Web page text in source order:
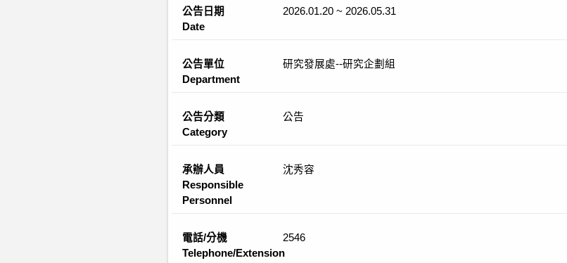
公告日期
Date
2026.01.20 ~ 2026.05.31
公告單位
Department
研究發展處--研究企劃組
公告分類
Category
公告
承辦人員
Responsible
Personnel
沈秀容
電話/分機
Telephone/Extension
2546